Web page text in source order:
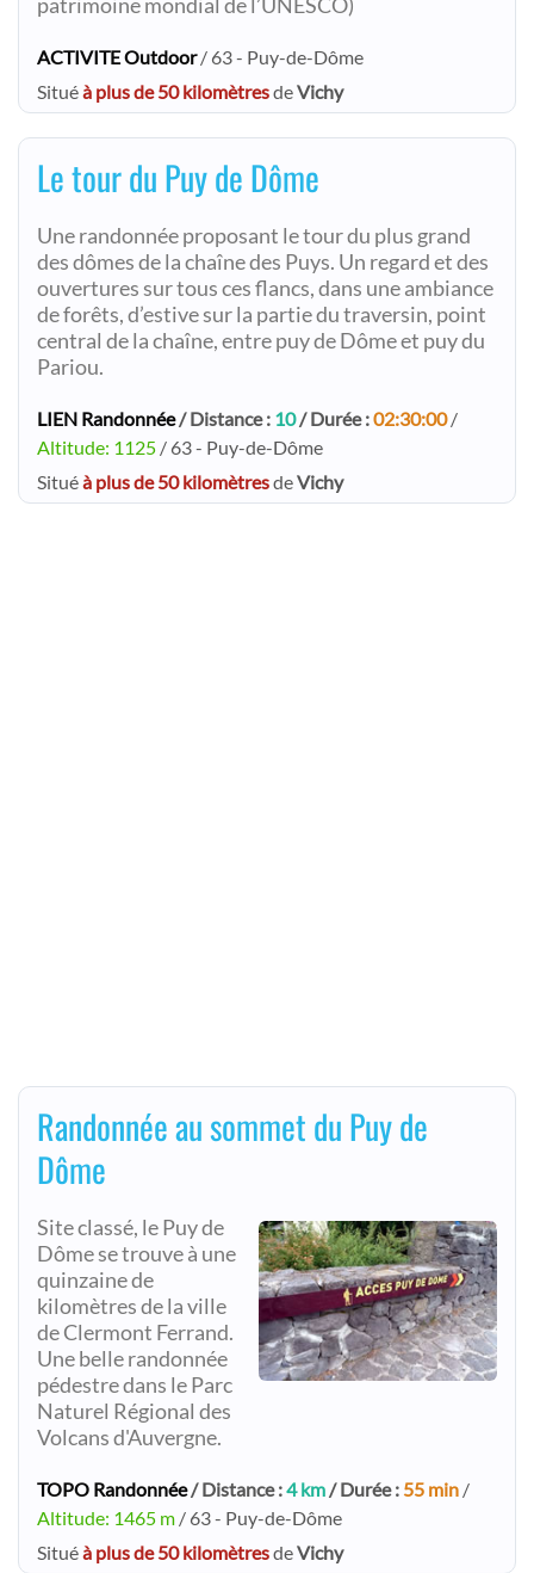
patrimoine mondial de l’UNESCO)
ACTIVITE Outdoor/ 63 - Puy-de-Dôme
Situéà plus de 50 kilomètresdeVichy
Le tour du Puy de Dôme
Une randonnée proposant le tour du plus grand
des dômes de la chaîne des Puys. Un regard et des
ouvertures sur tous ces flancs, dans une ambiance
de forêts, d’estive sur la partie du traversin, point
central de la chaîne, entre puy de Dôme et puy du
Pariou.
LIEN Randonnée/ Distance : 10/ Durée :02:30:00/
Altitude: 1125 / 63 - Puy-de-Dôme
Situéà plus de 50 kilomètresdeVichy
Randonnée au sommet du Puy de
Dôme
Site classé, le Puy de
Dôme se trouve à une
quinzaine de
kilomètres de la ville
de Clermont Ferrand.
Une belle randonnée
pédestre dans le Parc
Naturel Régional des
Volcans d'Auvergne.
TOPO Randonnée/ Distance :4 km/ Durée : 55 min /
Altitude: 1465 m / 63 - Puy-de-Dôme
Situéà plus de 50 kilomètresdeVichy